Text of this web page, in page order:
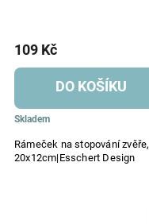
Rámeček na stopování zvěře,
20x12cm|Esschert Design
Skladem
109 Kč
DO KOŠÍKU